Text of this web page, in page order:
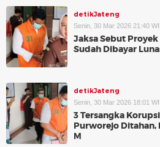
detikJateng
Senin, 30 Mar 2026 21:40
Jaksa Sebut
Sudah Dibayar
detikJateng
Senin, 30 Mar 2026 18:01
3 Tersangka
Purworejo Ditahan,
M